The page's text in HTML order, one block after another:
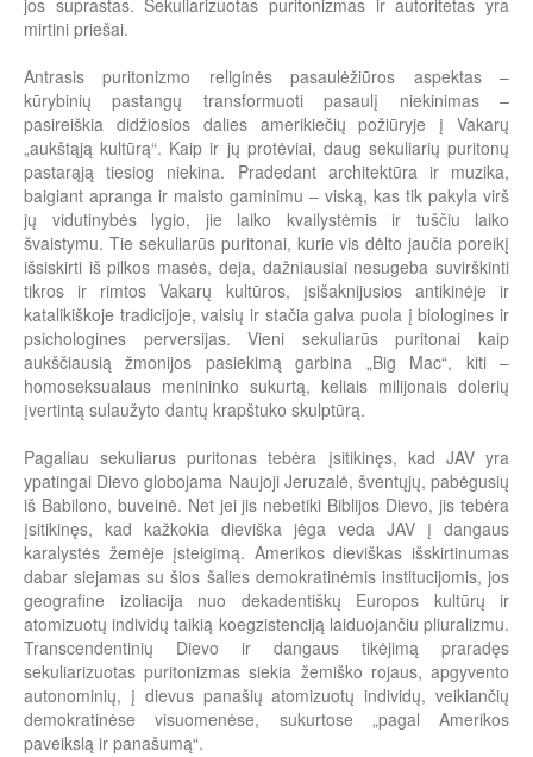
jos suprastas. Sekuliarizuotas puritonizmas ir autoritetas yra
mirtini priešai.
Antrasis puritonizmo religinės pasaulėžiūros aspektas –
kūrybinių pastangų transformuoti pasaulį niekinimas –
pasireiškia didžiosios dalies amerikiečių požiūryje į Vakarų
„aukštąją kultūrą“. Kaip ir jų protėviai, daug sekuliarių puritonų
pastarąją tiesiog niekina. Pradedant architektūra ir muzika,
baigiant apranga ir maisto gaminimu – viską, kas tik pakyla virš
jų vidutinybės lygio, jie laiko kvailystėmis ir tuščiu laiko
švaistymu. Tie sekuliarūs puritonai, kurie vis dėlto jaučia poreikį
išsiskirti iš pilkos masės, deja, dažniausiai nesugeba suvirškinti
tikros ir rimtos Vakarų kultūros, įsišaknijusios antikinėje ir
katalikiškoje tradicijoje, vaisių ir stačia galva puola į biologines ir
psichologines perversijas. Vieni sekuliarūs puritonai kaip
aukščiausią žmonijos pasiekimą garbina „Big Mac“, kiti –
homoseksualaus menininko sukurtą, keliais milijonais dolerių
įvertintą sulaužyto dantų krapštuko skulptūrą.
Pagaliau sekuliarus puritonas tebėra įsitikinęs, kad JAV yra
ypatingai Dievo globojama Naujoji Jeruzalė, šventųjų, pabėgusių
iš Babilono, buveinė. Net jei jis nebetiki Biblijos Dievo, jis tebėra
įsitikinęs, kad kažkokia dieviška jėga veda JAV į dangaus
karalystės žemėje įsteigimą. Amerikos dieviškas išskirtinumas
dabar siejamas su šios šalies demokratinėmis institucijomis, jos
geografine izoliacija nuo dekadentiškų Europos kultūrų ir
atomizuotų individų taikią koegzistenciją laiduojančiu pliuralizmu.
Transcendentinių Dievo ir dangaus tikėjimą praradęs
sekuliarizuotas puritonizmas siekia žemiško rojaus, apgyvento
autonominių, į dievus panašių atomizuotų individų, veikiančių
demokratinėse visuomenėse, sukurtose „pagal Amerikos
paveikslą ir panašumą“.